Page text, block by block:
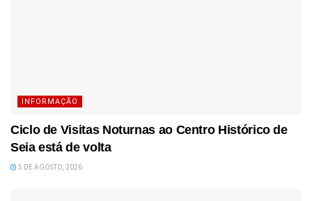
INFORMAÇÃO
Ciclo de Visitas Noturnas ao Centro Histórico de
Seia está de volta
5 DE AGOSTO, 2026